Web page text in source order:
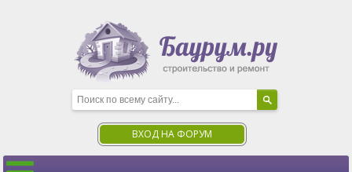
ВХОД НА ФОРУМ